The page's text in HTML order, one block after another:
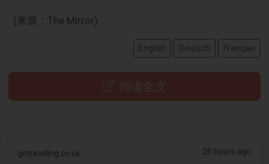
(来源：The Mirror)
English Deutsch Français
阅读全文
getreading.co.uk 20 hours ago